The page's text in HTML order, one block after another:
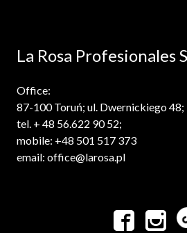
La Rosa Profesionales
Office:
87-100 Toruń; ul. Dwernickiego 48;
tel. + 48 56.622 90 52;
mobile: +48 501 517 373
email: office@larosa.pl
 